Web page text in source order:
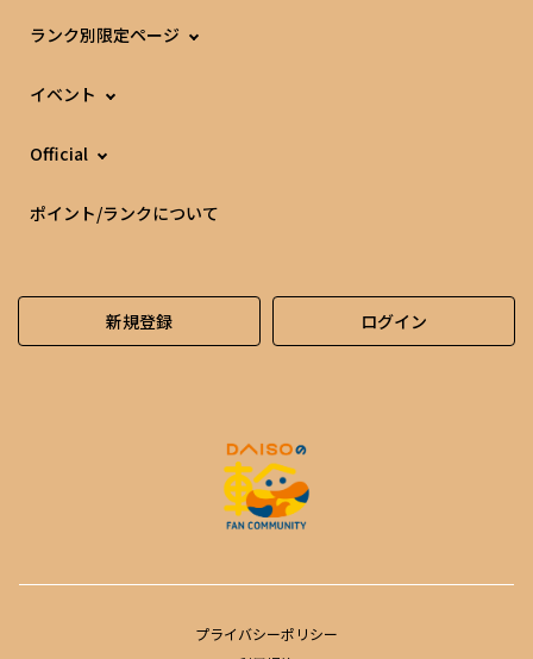
ランク別限定ページ
イベント
Official
ポイント/ランクについて
新規登録 ログイン
プライバシーポリシー